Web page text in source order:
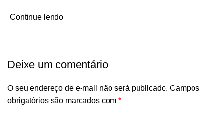
Continue lendo
Deixe um comentário
O seu endereço de e-mail não será publicado. Campos
obrigatórios são marcados com *